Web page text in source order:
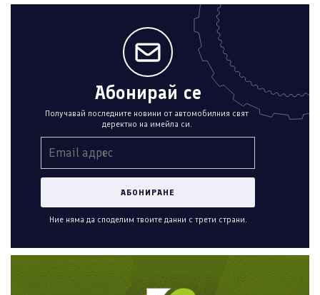
Абонирай се
Получавай последните новини от автомобилния свят
деректно на имейла си.
Ние няма да споделим твоите данни с трети страни.